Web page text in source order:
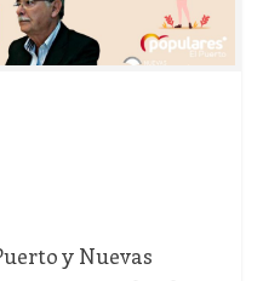
y Nuevas